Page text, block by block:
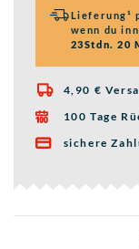
Lieferung¹
wenn du
23Stdn. 20
 4,90 €
 100 Tage
 sichere